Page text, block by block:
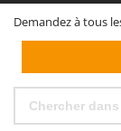
Demandez à tous